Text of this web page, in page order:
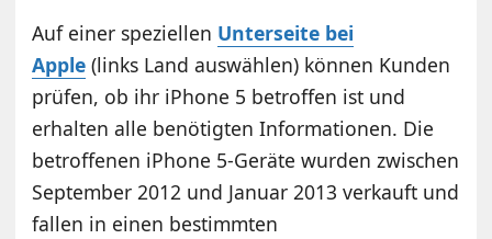
Auf einer speziellen Unterseite bei
Apple (links Land auswählen) können Kunden
prüfen, ob ihr iPhone 5 betroffen ist und
erhalten alle benötigten Informationen. Die
betroffenen iPhone 5-Geräte wurden zwischen
September 2012 und Januar 2013 verkauft und
fallen in einen bestimmten